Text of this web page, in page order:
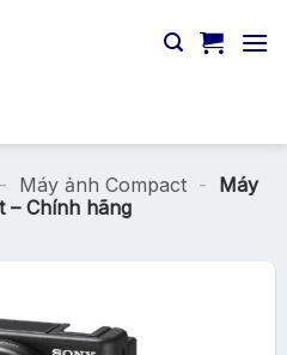
- Máy ảnh Compact -
Máy
– Chính hãng